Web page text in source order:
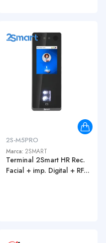
2S-M5PRO
Marca: 2SMART
Terminal 2Smart HR Rec.
Facial + imp. Digital + RF...